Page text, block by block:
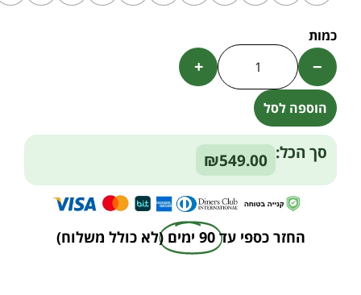
−
+
הוספה לסל
Alternative:
סך הכל: ₪549.00
החזר כספי עד 90 ימים (לא כולל משלוח)